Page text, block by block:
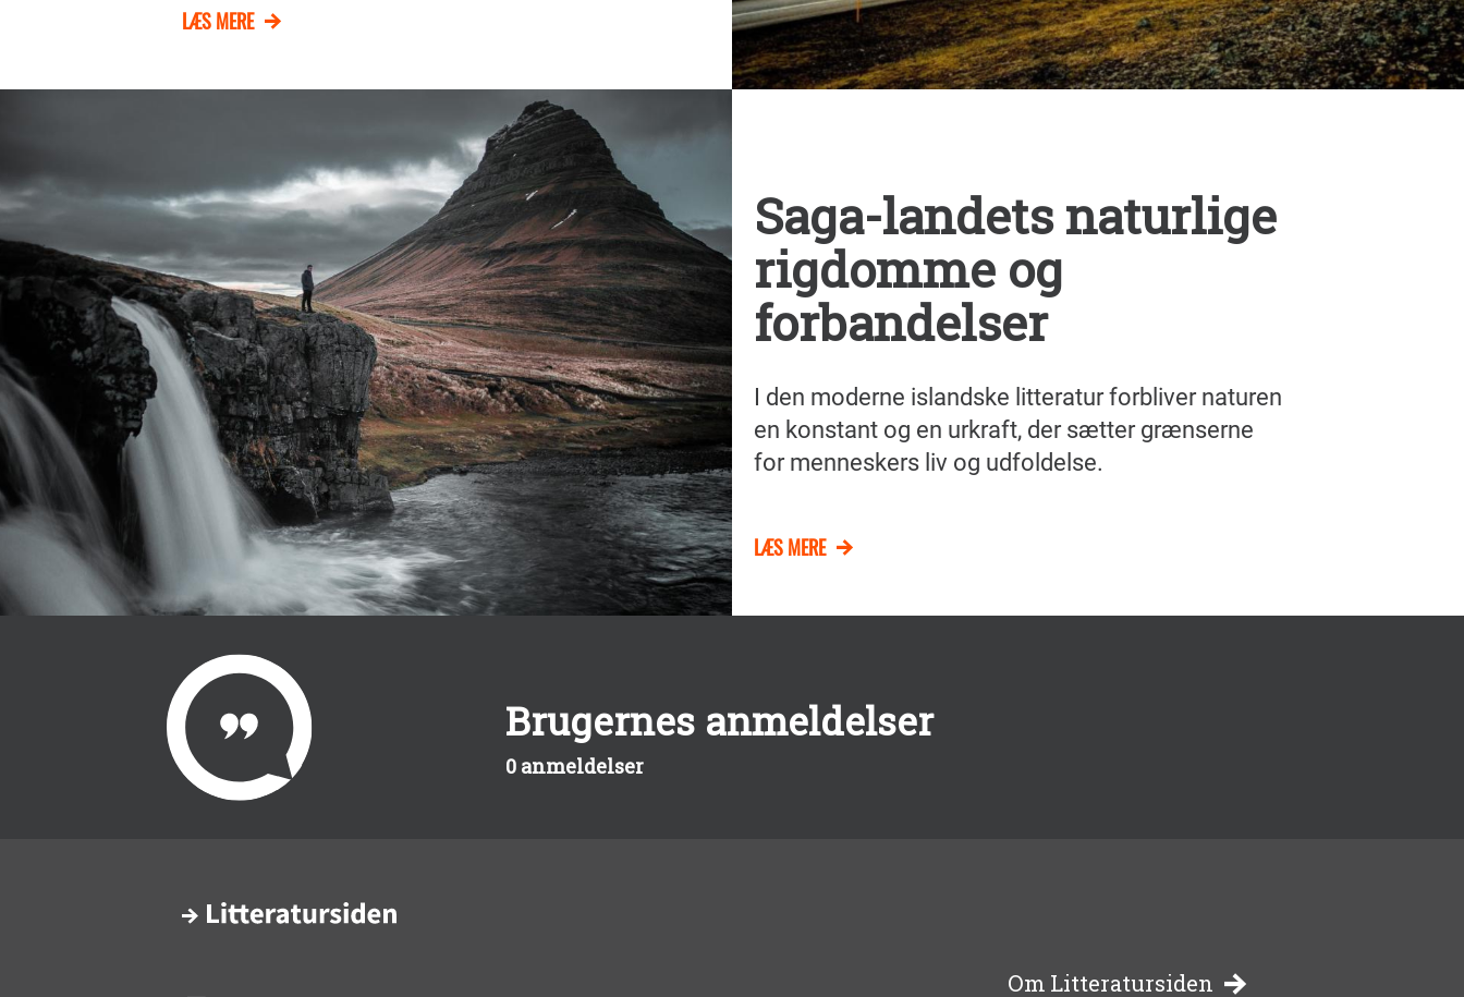
LÆS MERE
Saga-landets naturlige
rigdomme og
forbandelser
I den moderne islandske litteratur forbliver naturen
en konstant og en urkraft, der sætter grænserne
for menneskers liv og udfoldelse.
LÆS MERE
Brugernes anmeldelser
0 anmeldelser
Om Litteratursiden